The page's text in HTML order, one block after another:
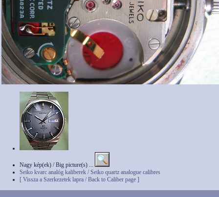
Nagy kép(ek) / Big picture(s) ...
Seiko kvarc analóg kaliberek / Seiko quartz analogue calibres
[ Vissza a Szerkezetek lapra / Back to Caliber page ]